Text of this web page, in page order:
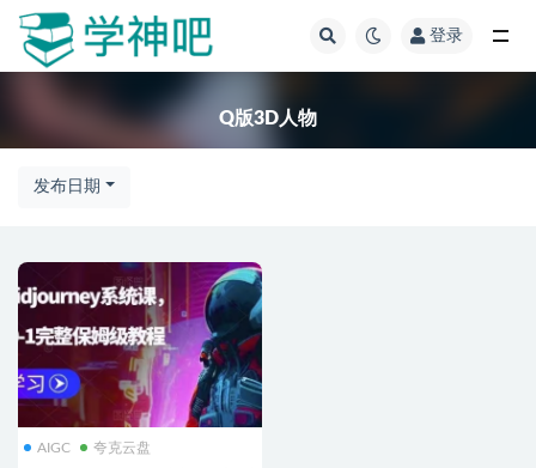
登录
Q版3D人物
发布日期
AIGC 夸克云盘